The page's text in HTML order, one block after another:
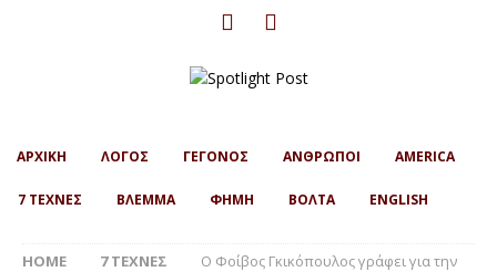
ΑΡΧΙΚΗ ΛΟΓΟΣ ΓΕΓΟΝΟΣ ΑΝΘΡΩΠΟΙ AMERICA
7 ΤΕΧΝΕΣ ΒΛΕΜΜΑ ΦΗΜΗ ΒΟΛΤΑ ENGLISH
HOME 7 ΤΕΧΝΕΣ
Ο Φοίβος Γκικόπουλος γράφει για την